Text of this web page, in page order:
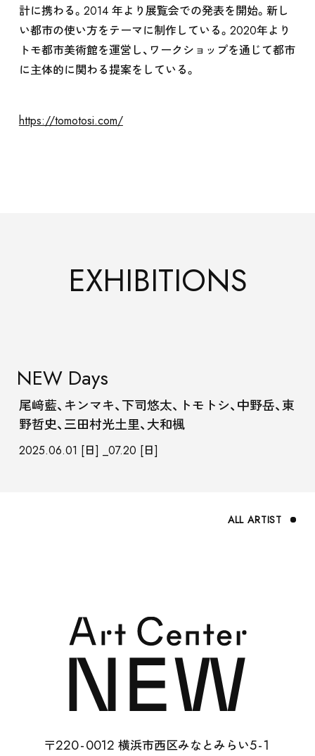
EVENT
SUPPORT
計に携わる。2014 年より展覧会での発表を開始。新し
い都市の使い方をテーマに制作している。2020年より
トモ都市美術館を運営し、ワークショップを通じて都市
に主体的に関わる提案をしている。
https://tomotosi.com/
EXHIBITIONS
NEW Days
尾﨑藍、キンマキ、下司悠太、トモトシ、中野岳、東
野哲史、三田村光土里、大和楓
2025.06.01 [日] _07.20 [日]
ALL ARTIST
〒220-0012 横浜市西区みなとみらい5-1